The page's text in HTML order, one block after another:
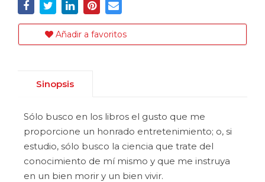
Añadir a favoritos
Sinopsis
Sólo busco en los libros el gusto que me
proporcione un honrado entretenimiento; o, si
estudio, sólo busco la ciencia que trate del
conocimiento de mí mismo y que me instruya
en un bien morir y un bien vivir.